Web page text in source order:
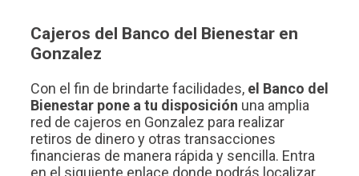
Cajeros del Banco del Bienestar en
Gonzalez
Con el fin de brindarte facilidades, el Banco del
Bienestar pone a tu disposición una amplia
red de cajeros en Gonzalez para realizar
retiros de dinero y otras transacciones
financieras de manera rápida y sencilla. Entra